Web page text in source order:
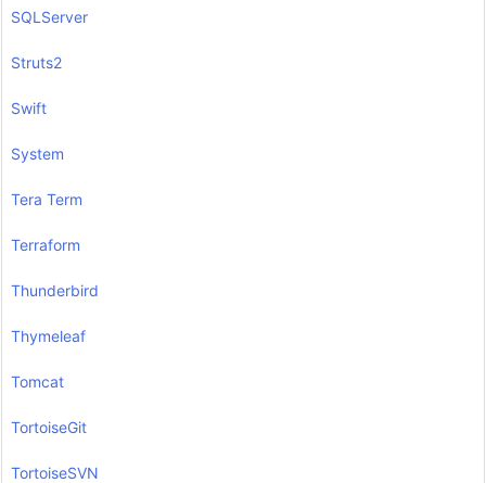
SQLServer
Struts2
Swift
System
Tera Term
Terraform
Thunderbird
Thymeleaf
Tomcat
TortoiseGit
TortoiseSVN